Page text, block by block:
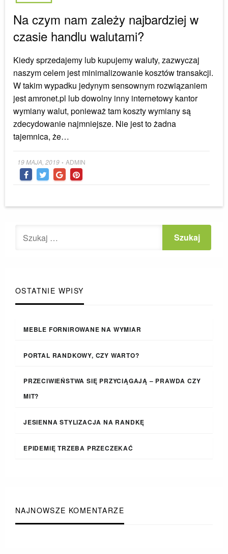
Na czym nam zależy najbardziej w
czasie handlu walutami?
Kiedy sprzedajemy lub kupujemy waluty, zazwyczaj
naszym celem jest minimalizowanie kosztów transakcji.
W takim wypadku jedynym sensownym rozwiązaniem
jest amronet.pl lub dowolny inny internetowy kantor
wymiany walut, ponieważ tam koszty wymiany są
zdecydowanie najmniejsze. Nie jest to żadna
tajemnica, że…
Posted
on
19 MAJA, 2019 • ADMIN
OSTATNIE WPISY
MEBLE FORNIROWANE NA WYMIAR
PORTAL RANDKOWY, CZY WARTO?
PRZECIWIEŃSTWA SIĘ PRZYCIĄGAJĄ – PRAWDA CZY
MIT?
JESIENNA STYLIZACJA NA RANDKĘ
EPIDEMIĘ TRZEBA PRZECZEKAĆ
NAJNOWSZE KOMENTARZE